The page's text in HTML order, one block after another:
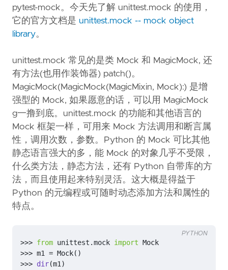
pytest-mock。今天先了解 unittest.mock 的使用，
它的官方文档是 unittest.mock -- mock object
library。
unittest.mock 常见的是类 Mock 和 MagicMock, 还
有方法(也用作装饰器) patch()。
MagicMock(MagicMock(MagicMixin, Mock):) 是增
强型的 Mock, 如果愿意的话，可以用 MagicMock
g一撸到底。unittest.mock 的功能和其他语言的
Mock 框架一样，可用来 Mock 方法调用和断言属
性，调用次数，参数。Python 的 Mock 可比其他
静态语言强大的多，能 Mock 的对象几乎不受限，
什么类方法，静态方法，还有 Python 自带库的方
法，而且使用起来特别灵活。这大概是得益于
Python 的元编程或可随时动态添加方法和属性的
特点。
>>> from unittest.mock import Mock
>>> m1 = Mock()
>>> dir(m1)
PYTHON